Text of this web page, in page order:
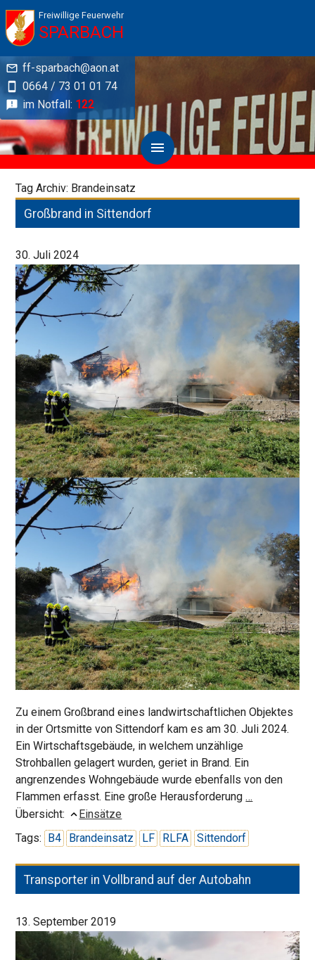
Freiwillige Feuerwehr
SPARBACH
ff-sparbach@aon.at
0664 / 73 01 01 74
im Notfall: 122
Tag Archiv: Brandeinsatz
Großbrand in Sittendorf
30. Juli 2024
Zu einem Großbrand eines landwirtschaftlichen Objektes
in der Ortsmitte von Sittendorf kam es am 30. Juli 2024.
Ein Wirtschaftsgebäude, in welchem unzählige
Strohballen gelagert wurden, geriet in Brand. Ein
angrenzendes Wohngebäude wurde ebenfalls von den
Flammen erfasst. Eine große Herausforderung…
Übersicht:
Einsätze
Tags: B4 Brandeinsatz LF RLFA Sittendorf
Transporter in Vollbrand auf der Autobahn
13. September 2019